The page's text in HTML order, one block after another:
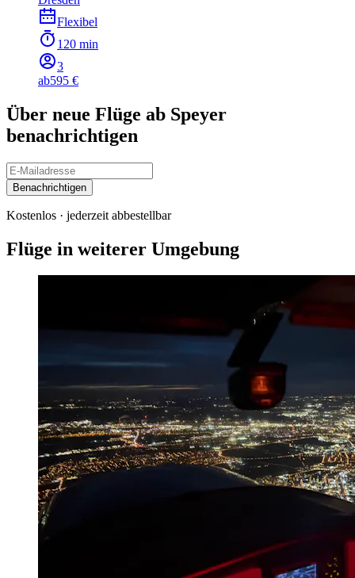
Flexibel
120 min
3
ab595 €
Über neue Flüge ab Speyer
benachrichtigen
Benachrichtigen
Kostenlos · jederzeit abbestellbar
Flüge in weiterer Umgebung